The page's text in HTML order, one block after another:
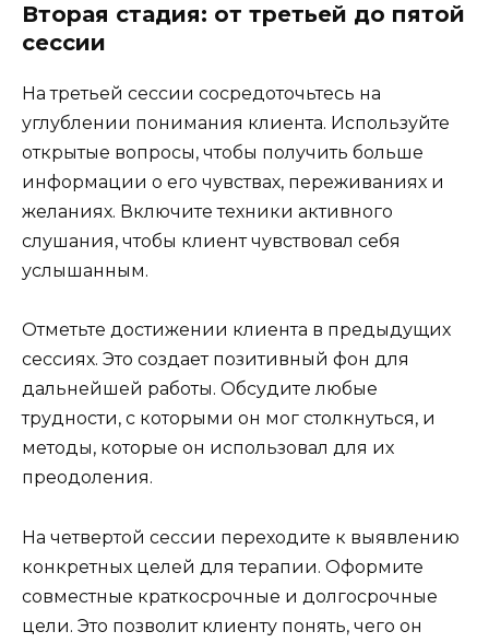
Вторая стадия: от третьей до пятой
сессии
На третьей сессии сосредоточьтесь на
углублении понимания клиента. Используйте
открытые вопросы, чтобы получить больше
информации о его чувствах, переживаниях и
желаниях. Включите техники активного
слушания, чтобы клиент чувствовал себя
услышанным.
Отметьте достижении клиента в предыдущих
сессиях. Это создает позитивный фон для
дальнейшей работы. Обсудите любые
трудности, с которыми он мог столкнуться, и
методы, которые он использовал для их
преодоления.
На четвертой сессии переходите к выявлению
конкретных целей для терапии. Оформите
совместные краткосрочные и долгосрочные
цели. Это позволит клиенту понять, чего он